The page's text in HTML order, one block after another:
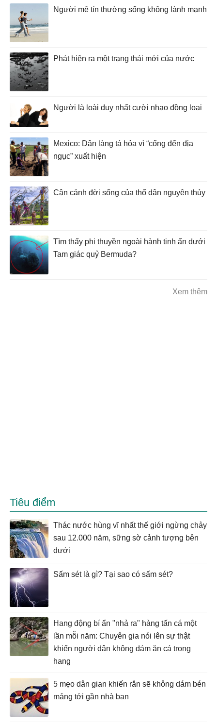
Người mê tín thường sống không lành mạnh
Phát hiện ra một trạng thái mới của nước
Người là loài duy nhất cười nhạo đồng loại
Mexico: Dân làng tá hỏa vì “cổng đến địa
ngục” xuất hiện
Cận cảnh đời sống của thổ dân nguyên thủy
Tìm thấy phi thuyền ngoài hành tinh ẩn dưới
Tam giác quỷ Bermuda?
Xem thêm
Tiêu điểm
Thác nước hùng vĩ nhất thế giới ngừng chảy
sau 12.000 năm, sững sờ cảnh tượng bên
dưới
Sấm sét là gì? Tại sao có sấm sét?
Hang động bí ẩn "nhả ra" hàng tấn cá một
lần mỗi năm: Chuyên gia nói lên sự thật
khiến người dân không dám ăn cá trong
hang
5 mẹo dân gian khiến rắn sẽ không dám bén
mảng tới gần nhà bạn